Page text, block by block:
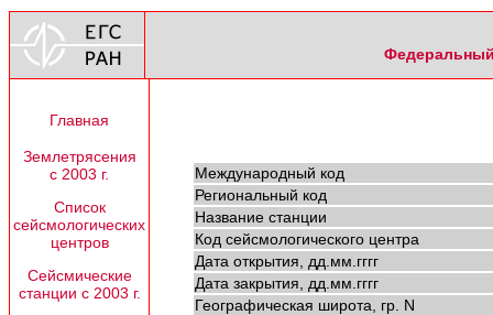
Федеральный
Главная
Землетрясения
с 2003 г.
Список
сейсмологических
центров
Сейсмические
станции с 2003 г.
Международный код
Региональный код
Название станции
Код сейсмологического центра
Дата открытия, дд.мм.гггг
Дата закрытия, дд.мм.гггг
Географическая широта, гр. N